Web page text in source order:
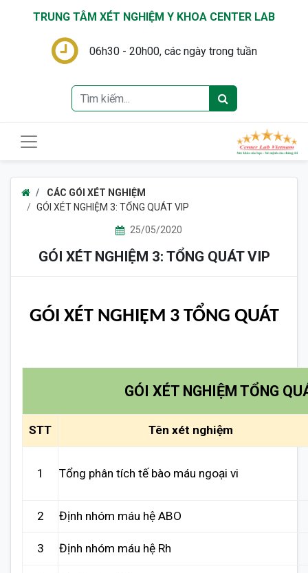
TRUNG TÂM XÉT NGHIỆM Y KHOA CENTER LAB
06h30 - 20h00, các ngày trong tuần
CÁC GÓI XÉT NGHIỆM
GÓI XÉT NGHIỆM 3: TỔNG QUÁT VIP
25/05/2020
GÓI XÉT NGHIỆM 3: TỔNG QUÁT VIP
GÓI XÉT NGHIỆM 3 TỔNG QUÁT
GÓI XÉT NGHIỆM TỔNG
STT Tên xét nghiệm
1 Tổng phân tích tế bào máu ngoại vi
2 Định nhóm máu hệ ABO
3 Định nhóm máu hệ Rh